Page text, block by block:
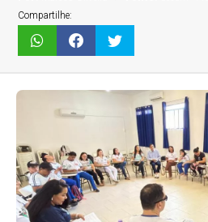
Compartilhe: